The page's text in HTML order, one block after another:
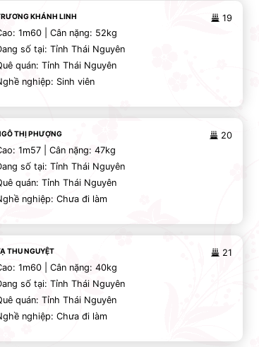
19
KHÁNH LINH
1m60 | Cân nặng: 52kg
số tại: Tỉnh Thái Nguyên
quán: Tỉnh Thái Nguyên
nghiệp: Sinh viên
20
THỊ PHƯỢNG
1m57 | Cân nặng: 47kg
số tại: Tỉnh Thái Nguyên
quán: Tỉnh Thái Nguyên
nghiệp: Chưa đi làm
21
THU NGUYỆT
1m60 | Cân nặng: 40kg
số tại: Tỉnh Thái Nguyên
quán: Tỉnh Thái Nguyên
nghiệp: Chưa đi làm